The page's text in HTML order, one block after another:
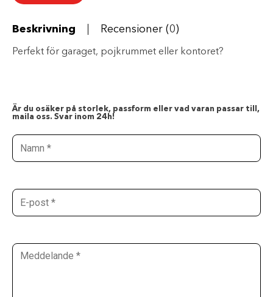
Beskrivning Recensioner (0)
Perfekt för garaget, pojkrummet eller kontoret?
Är du osäker på storlek, passform eller vad varan passar till,
maila oss. Svar inom 24h!